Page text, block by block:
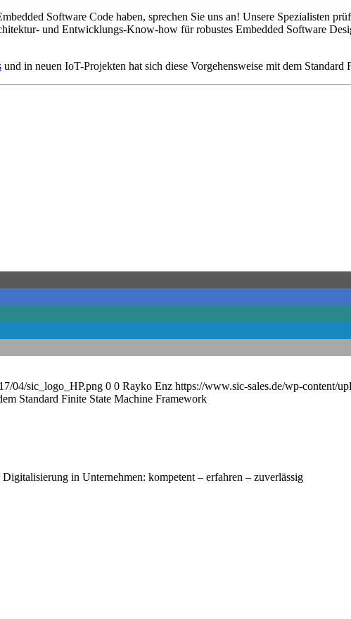
Software Code haben, sprechen Sie uns an! Unsere Spezialisten
und Entwicklungs-Know-how für robustes Embedded Software
und in neuen IoT-Projekten hat sich diese Vorgehensweise mit dem
04/sic_logo_HP.png 0 0 Rayko Enz https://www.sic-sales.de/wp-content/
Standard Finite State Machine Framework
in Unternehmen: kompetent – erfahren – zuverlässig